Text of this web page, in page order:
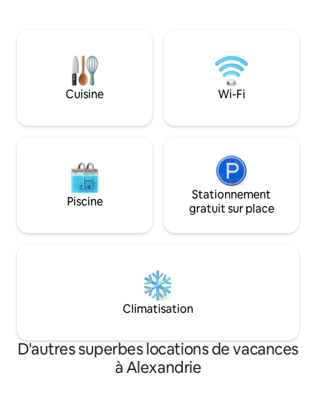
L'appartement est situé entre Langhe et
Monferrato. Il y a aussi une cour arrière
avec un barbecue !Taxe de séjour de
2,00 €/pers./nuit pour un maximum de
gare, l'hôpital,
les principaux
accessibles en
Cuisine Wi-Fi
Piscine
Stationnement
gratuit sur place
Climatisation
D'autres superbes locations de vacances
à Alexandrie